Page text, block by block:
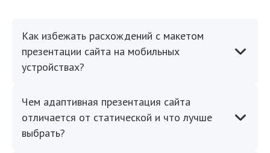
Как избежать расхождений с макетом
презентации сайта на мобильных
устройствах?
Чем адаптивная презентация сайта
отличается от статической и что лучше
выбрать?